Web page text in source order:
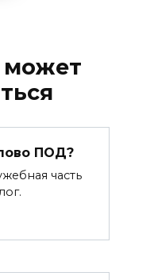
может
ПОД?
часть